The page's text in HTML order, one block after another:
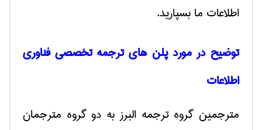
اطلاعات ما بسپارید.
توضیح در مورد پلن های ترجمه تخصصی فناوری
اطلاعات
مترجمین گروه ترجمه البرز به دو گروه مترجمان